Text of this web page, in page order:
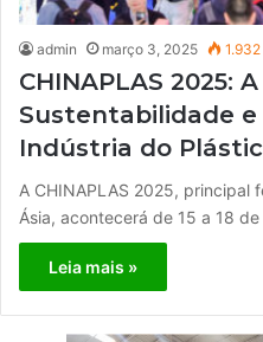
admin março 3, 2025 1.932
CHINAPLAS 2025:
Sustentabilidade e
Indústria do
A CHINAPLAS 2025, principal
Ásia, acontecerá de 15 a 18
Leia mais »